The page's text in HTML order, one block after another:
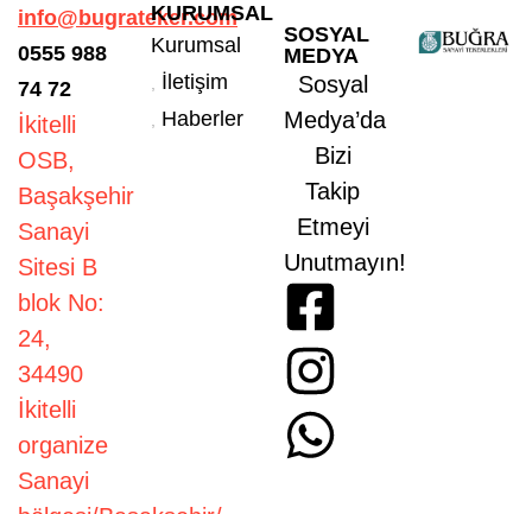
info@bugrateker.com
0555 988
74 72
İkitelli
OSB,
Başakşehir
Sanayi
Sitesi B
blok No:
24,
34490
İkitelli
organize
Sanayi
KURUMSAL
Kurumsal
İletişim
Haberler
SOSYAL
MEDYA
Sosyal
Medya’da
Bizi
Takip
Etmeyi
Unutmayın!